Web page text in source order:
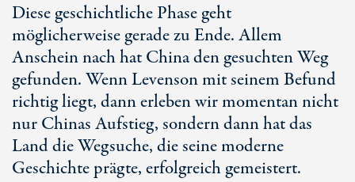
Diese geschichtliche Phase geht
möglicherweise gerade zu Ende. Allem
Anschein nach hat China den gesuchten Weg
gefunden. Wenn Levenson mit seinem Befund
richtig liegt, dann erleben wir momentan nicht
nur Chinas Aufstieg, sondern dann hat das
Land die Wegsuche, die seine moderne
Geschichte prägte, erfolgreich gemeistert.